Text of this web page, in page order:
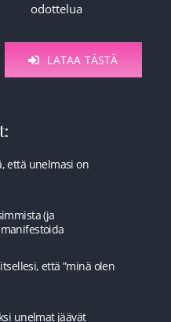
odottelua
LATAA TÄSTÄ
että unelmasi on
(ja
että ”minä olen
unelmat jäävät